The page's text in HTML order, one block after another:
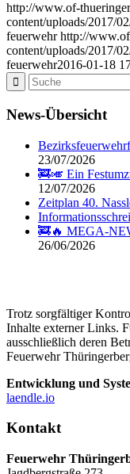
http://www.of-
content/uploads/2017/
feuerwehr http://
content/uploads/2017/
feuerwehr2016-01-18
News-Übersicht
23/07/2026
🚒🎺 Ein
12/07/2026
Zeitplan 40.
🚒🔥 MEGA-
26/06/2026
Trotz sorgfältiger
Inhalte externer Links.
ausschließlich deren
Feuerwehr
Entwicklung und
laendle.io
Kontakt
Feuerwehr